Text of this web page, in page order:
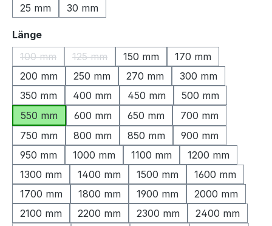
25 mm
30 mm
Längeauswählen
100 mm
(Diese Option ist zurzeit nicht verfügbar.)
125 mm
(Diese Option ist zurzeit nicht verfügbar.)
150 mm
170 mm
200 mm
250 mm 270 mm
300 mm
350 mm
400 mm 450 mm
500 mm
550 mm
600 mm 650 mm
700 mm
750 mm
800 mm 850 mm
900 mm
950 mm
1000 mm 1100 mm
1200 mm
1300 mm
1400 mm 1500 mm
1600 mm
1700 mm
1800 mm 1900 mm
2000 mm
2100 mm
2200 mm 2300 mm
2400 mm